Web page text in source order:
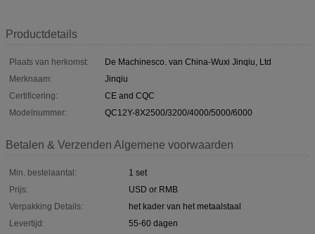
Productdetails
Plaats van herkomst:
De Machinesco. van China-Wuxi Jinqiu, Ltd
Merknaam:
Jinqiu
Certificering:
CE and CQC
Modelnummer:
QC12Y-8X2500/3200/4000/5000/6000
Betalen & Verzenden Algemene voorwaarden
Min. bestelaantal:
1 set
Prijs:
USD or RMB
Verpakking Details:
het kader van het metaalstaal
Levertijd:
55-60 dagen